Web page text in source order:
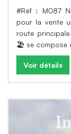
#Réf : M087
pour la vente
route
🏖 se compose
Voir détails